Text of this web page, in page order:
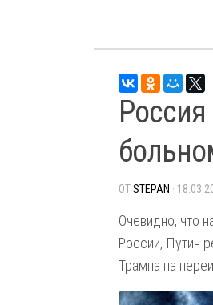
ОТSTEPAN ·
Очевидно, что
России, Путин
Трампа на